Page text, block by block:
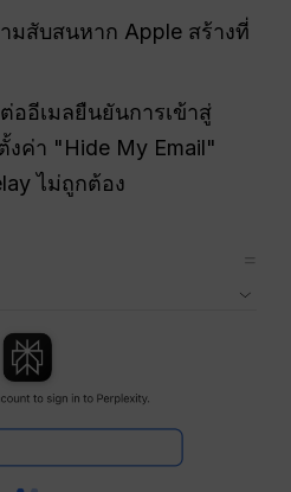
มสับสนหาก Apple สร้างที่
ออีเมลยืนยันการเข้าสู่
งค่า "Hide My Email"
ไม่ถูกต้อง